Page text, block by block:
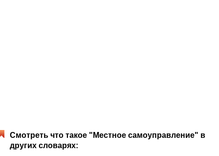
Смотреть что такое "Местное самоуправление" в
других словарях: